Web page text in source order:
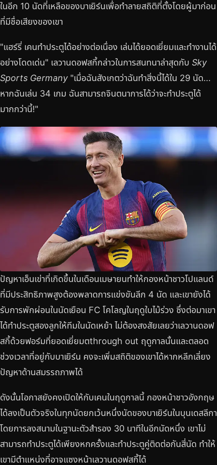
ในอีก 10 นัดที่เหลือของบาเยิร์นเพื่อทำลายสถิติที่ตั้งโดยผู้มาก่อน
ที่มีชื่อเสียงของเขา
"แฮร์รี่ เคนทำประตูได้อย่างต่อเนื่อง เล่นได้ยอดเยี่ยมและทำงานได้
อย่างโดดเด่น" เลวานดอฟสกี้กล่าวในการสนทนาล่าสุดกับ Sky
Sports Germany "เมื่อฉันสังเกตว่าฉันทำสิ่งนี้ได้ใน 29 นัด...
หากฉันเล่น 34 เกม ฉันสามารถจินตนาการได้ว่าจะทำประตูได้
มากกว่านี้!"
ปัญหาเอ็นเข่าที่เกิดขึ้นในเดือนเมษายนทำให้กองหน้าชาวโปแลนด์
ที่มีประสิทธิภาพสูงต้องพลาดการแข่งขันลีก 4 นัด และเขายังได้
รับการพักผ่อนในนัดเยือน FC โคโลญในฤดูใบไม้ร่วง ซึ่งต่อมาเขา
ได้ทำประตูสองลูกให้ทีมในนัดเหย้า ไม่ต้องสงสัยเลยว่าเลวานดอฟ
สกี้ด้วยฟอร์มที่ยอดเยี่ยมตthrough out ฤดูกาลนั้นและตลอด
ช่วงเวลาที่อยู่กับบาเยิร์น คงจะเพิ่มสถิติของเขาได้หากหลีกเลี่ยง
ปัญหาด้านสมรรถภาพได้
ดังนั้นโอกาสยังคงเปิดให้กับเคนในฤดูกาลนี้ กองหน้าชาวอังกฤษ
ได้ลงเป็นตัวจริงในทุกนัดยกเว้นหนึ่งนัดของบาเยิร์นในบุนเดสลีกา
โดยการลงสนามในฐานะตัวสำรอง 30 นาทีในอีกนัดหนึ่ง เขาไม่
สามารถทำประตูได้เพียงหกครั้งและทำประตูคู่ติดต่อกันสี่นัด ทำให้
เขามีตำแหน่งที่อาจแซงหน้าเลวานดอฟสกี้ได้